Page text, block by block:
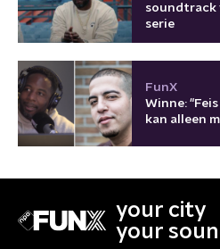
soundtrack
serie
FunX
Winne:
kan alleen
your city
your